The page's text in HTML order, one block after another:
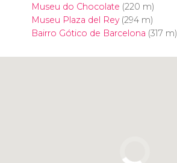
Museu do Chocolate (220 m)
Museu Plaza del Rey(294 m)
Bairro Gótico de Barcelona (317 m)